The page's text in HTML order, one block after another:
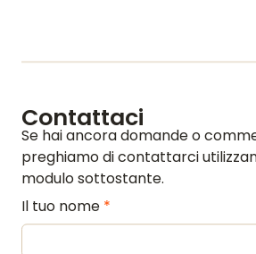
Contattaci
Se hai ancora domande o
preghiamo di contattarci
modulo sottostante.
Il tuo nome *